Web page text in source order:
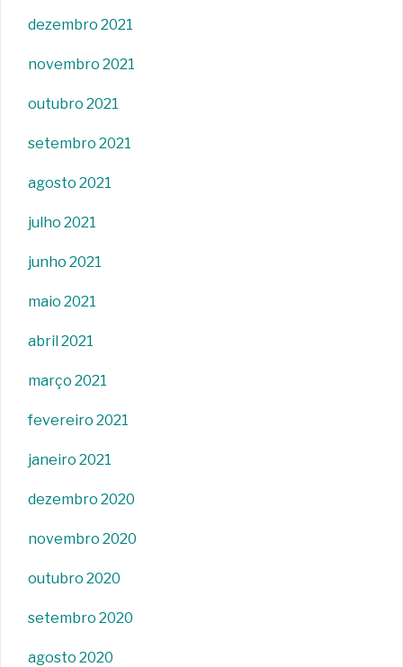
dezembro 2021
novembro 2021
outubro 2021
setembro 2021
agosto 2021
julho 2021
junho 2021
maio 2021
abril 2021
março 2021
fevereiro 2021
janeiro 2021
dezembro 2020
novembro 2020
outubro 2020
setembro 2020
agosto 2020